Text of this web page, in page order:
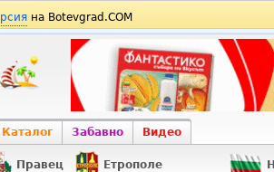
на Botevgrad.COM
Каталог Забавно Видео
Правец Етрополе